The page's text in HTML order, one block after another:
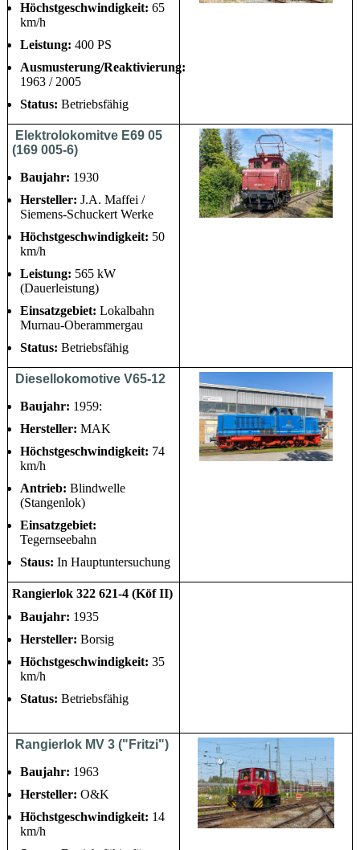
Höchstgeschwindigkeit: 65
km/h
Leistung: 400 PS
Ausmusterung/Reaktivierung:
1963 / 2005
Status: Betriebsfähig
Elektrolokomitve E69 05
(169 005-6)
Baujahr: 1930
Hersteller: J.A. Maffei /
Siemens-Schuckert Werke
Höchstgeschwindigkeit: 50
km/h
Leistung: 565 kW
(Dauerleistung)
Einsatzgebiet: Lokalbahn
Murnau-Oberammergau
Status: Betriebsfähig
Diesellokomotive V65-12
Baujahr: 1959:
Hersteller: MAK
Höchstgeschwindigkeit: 74
km/h
Antrieb: Blindwelle
(Stangenlok)
Einsatzgebiet:
Tegernseebahn
Staus: In Hauptuntersuchung
Rangierlok 322 621-4 (Köf II)
Baujahr: 1935
Hersteller: Borsig
Höchstgeschwindigkeit: 35
km/h
Status: Betriebsfähig
Rangierlok MV 3 ("Fritzi")
Baujahr: 1963
Hersteller: O&K
Höchstgeschwindigkeit: 14
km/h